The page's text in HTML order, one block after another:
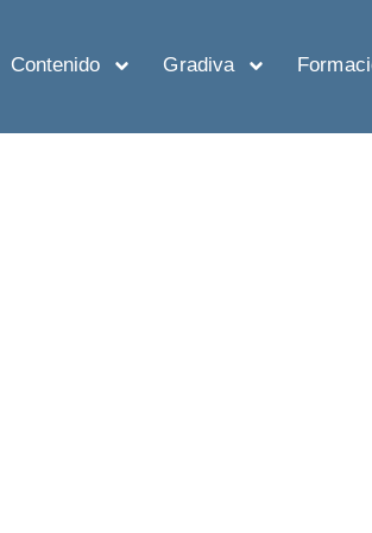
Contenido Gradiva